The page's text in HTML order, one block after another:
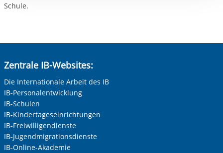
Schule.
Zentrale IB-Websites:
Die Internationale Arbeit des IB
IB-Personalentwicklung
IB-Schulen
IB-Kindertageseinrichtungen
IB-Freiwilligendienste
IB-Jugendmigrationsdienste
IB-Online-Akademie